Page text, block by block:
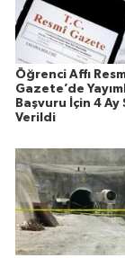
Öğrenci Affı
Gazete’de
Başvuru İçin 4 Ay
Verildi